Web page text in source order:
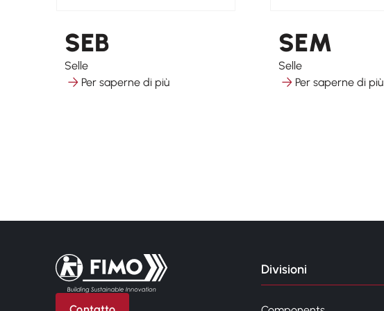
SEB
Selle
Per saperne di più
SEM
Selle
Per saperne di più
Torna alla pagina iniziale
Divisioni